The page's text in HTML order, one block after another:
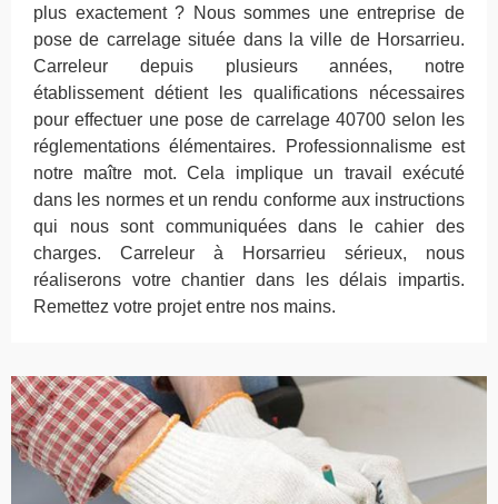
plus exactement ? Nous sommes une entreprise de
pose de carrelage située dans la ville de Horsarrieu.
Carreleur depuis plusieurs années, notre
établissement détient les qualifications nécessaires
pour effectuer une pose de carrelage 40700 selon les
réglementations élémentaires. Professionnalisme est
notre maître mot. Cela implique un travail exécuté
dans les normes et un rendu conforme aux instructions
qui nous sont communiquées dans le cahier des
charges. Carreleur à Horsarrieu sérieux, nous
réaliserons votre chantier dans les délais impartis.
Remettez votre projet entre nos mains.